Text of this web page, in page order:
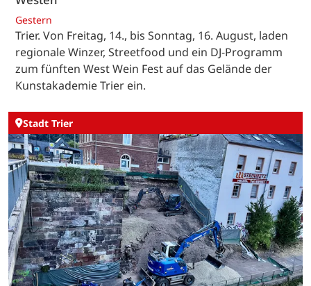
Gestern
Trier. Von Freitag, 14., bis Sonntag, 16. August, laden
regionale Winzer, Streetfood und ein DJ-Programm
zum fünften West Wein Fest auf das Gelände der
Kunstakademie Trier ein.
Stadt Trier